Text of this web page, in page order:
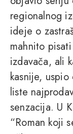
regionalnog
ideje o
mahnito
izdavača, ali
kasnije,
liste
senzacija. U
“Roman koji